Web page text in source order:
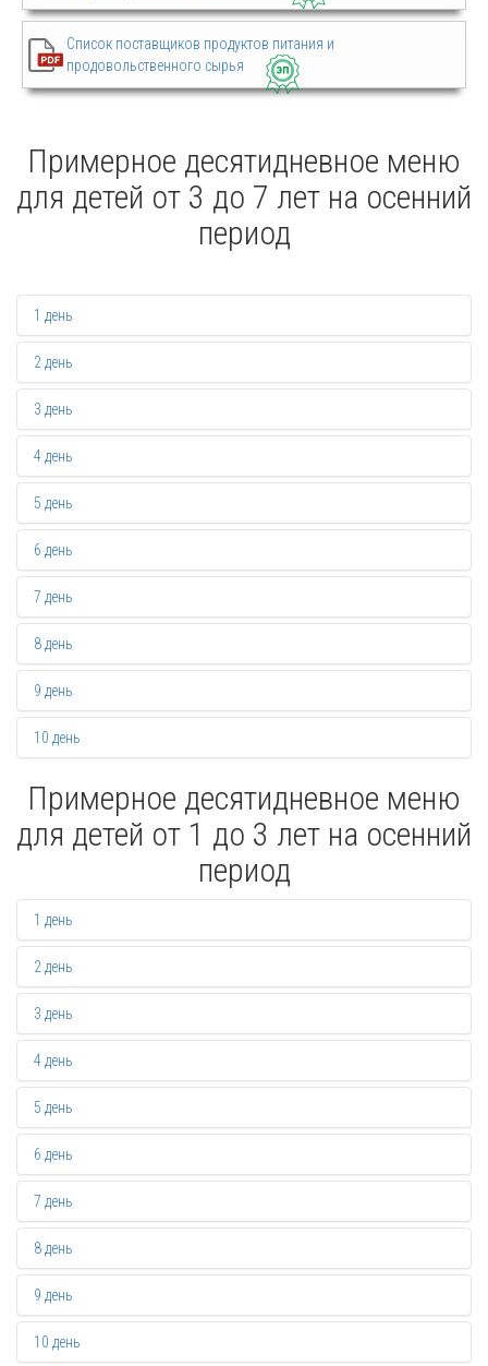
Список поставщиков продуктов питания и
продовольственного сырья
Примерное десятидневное меню
для детей от 3 до 7 лет на осенний
период
1 день
2 день
3 день
4 день
5 день
6 день
7 день
8 день
9 день
10 день
Примерное десятидневное меню
для детей от 1 до 3 лет на осенний
период
1 день
2 день
3 день
4 день
5 день
6 день
7 день
8 день
9 день
10 день